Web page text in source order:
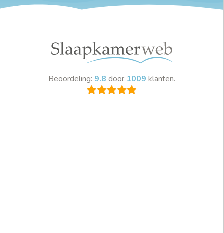
Beoordeling: 9.8 door 1009 klanten.